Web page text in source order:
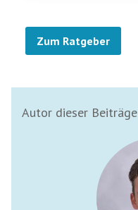
Zum Ratgeber
Autor dieser Beiträge